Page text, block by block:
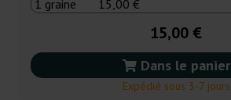
15,00 €
Dans le panier
Expédié sous 3-7 jours